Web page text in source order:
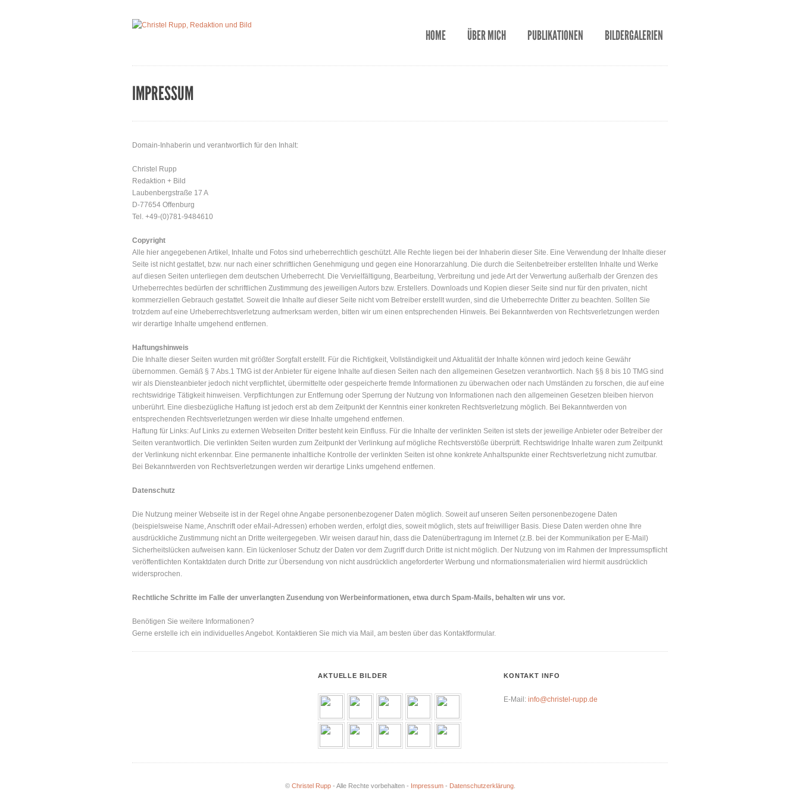
HOME ÜBER MICH PUBLIKATIONEN BILDERGALERIEN
IMPRESSUM
Domain-Inhaberin und verantwortlich für den Inhalt:
Christel Rupp
Redaktion + Bild
Laubenbergstraße 17 A
D-77654 Offenburg
Tel. +49-(0)781-9484610
Copyright
Alle hier angegebenen Artikel, Inhalte und Fotos sind urheberrechtlich geschützt. Alle Rechte liegen bei der Inhaberin dieser Site. Eine Verwendung der Inhalte dieser
Seite ist nicht gestattet, bzw. nur nach einer schriftlichen Genehmigung und gegen eine Honorarzahlung. Die durch die Seitenbetreiber erstellten Inhalte und Werke
auf diesen Seiten unterliegen dem deutschen Urheberrecht. Die Vervielfältigung, Bearbeitung, Verbreitung und jede Art der Verwertung außerhalb der Grenzen des
Urheberrechtes bedürfen der schriftlichen Zustimmung des jeweiligen Autors bzw. Erstellers. Downloads und Kopien dieser Seite sind nur für den privaten, nicht
kommerziellen Gebrauch gestattet. Soweit die Inhalte auf dieser Seite nicht vom Betreiber erstellt wurden, sind die Urheberrechte Dritter zu beachten. Sollten Sie
trotzdem auf eine Urheberrechtsverletzung aufmerksam werden, bitten wir um einen entsprechenden Hinweis. Bei Bekanntwerden von Rechtsverletzungen werden
wir derartige Inhalte umgehend entfernen.
Haftungshinweis
Die Inhalte dieser Seiten wurden mit größter Sorgfalt erstellt. Für die Richtigkeit, Vollständigkeit und Aktualität der Inhalte können wird jedoch keine Gewähr
übernommen. Gemäß § 7 Abs.1 TMG ist der Anbieter für eigene Inhalte auf diesen Seiten nach den allgemeinen Gesetzen verantwortlich. Nach §§ 8 bis 10 TMG sind
wir als Diensteanbieter jedoch nicht verpflichtet, übermittelte oder gespeicherte fremde Informationen zu überwachen oder nach Umständen zu forschen, die auf eine
rechtswidrige Tätigkeit hinweisen. Verpflichtungen zur Entfernung oder Sperrung der Nutzung von Informationen nach den allgemeinen Gesetzen bleiben hiervon
unberührt. Eine diesbezügliche Haftung ist jedoch erst ab dem Zeitpunkt der Kenntnis einer konkreten Rechtsverletzung möglich. Bei Bekanntwerden von
entsprechenden Rechtsverletzungen werden wir diese Inhalte umgehend entfernen.
Haftung für Links: Auf Links zu externen Webseiten Dritter besteht kein Einfluss. Für die Inhalte der verlinkten Seiten ist stets der jeweilige Anbieter oder Betreiber der
Seiten verantwortlich. Die verlinkten Seiten wurden zum Zeitpunkt der Verlinkung auf mögliche Rechtsverstöße überprüft. Rechtswidrige Inhalte waren zum Zeitpunkt
der Verlinkung nicht erkennbar. Eine permanente inhaltliche Kontrolle der verlinkten Seiten ist ohne konkrete Anhaltspunkte einer Rechtsverletzung nicht zumutbar.
Bei Bekanntwerden von Rechtsverletzungen werden wir derartige Links umgehend entfernen.
Datenschutz
Die Nutzung meiner Webseite ist in der Regel ohne Angabe personenbezogener Daten möglich. Soweit auf unseren Seiten personenbezogene Daten
(beispielsweise Name, Anschrift oder eMail-Adressen) erhoben werden, erfolgt dies, soweit möglich, stets auf freiwilliger Basis. Diese Daten werden ohne Ihre
ausdrückliche Zustimmung nicht an Dritte weitergegeben. Wir weisen darauf hin, dass die Datenübertragung im Internet (z.B. bei der Kommunikation per E-Mail)
Sicherheitslücken aufweisen kann. Ein lückenloser Schutz der Daten vor dem Zugriff durch Dritte ist nicht möglich. Der Nutzung von im Rahmen der Impressumspflicht
veröffentlichten Kontaktdaten durch Dritte zur Übersendung von nicht ausdrücklich angeforderter Werbung und nformationsmaterialien wird hiermit ausdrücklich
widersprochen.
Rechtliche Schritte im Falle der unverlangten Zusendung von Werbeinformationen, etwa durch Spam-Mails, behalten wir uns vor.
Benötigen Sie weitere Informationen?
Gerne erstelle ich ein individuelles Angebot. Kontaktieren Sie mich via Mail, am besten über das Kontaktformular.
AKTUELLE BILDER KONTAKT INFO
E-Mail: info@christel-rupp.de
© Christel Rupp- Alle Rechte vorbehalten - Impressum- Datenschutzerklärung.